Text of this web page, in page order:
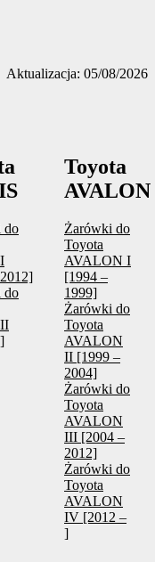
Aktualizacja: 05/08/2026
do
do
Toyota
AVALON
Żarówki do
Toyota
AVALON I
[1994 –
1999]
Żarówki do
Toyota
AVALON
II [1999 –
2004]
Żarówki do
Toyota
AVALON
III [2004 –
2012]
Żarówki do
Toyota
AVALON
IV [2012 –
]